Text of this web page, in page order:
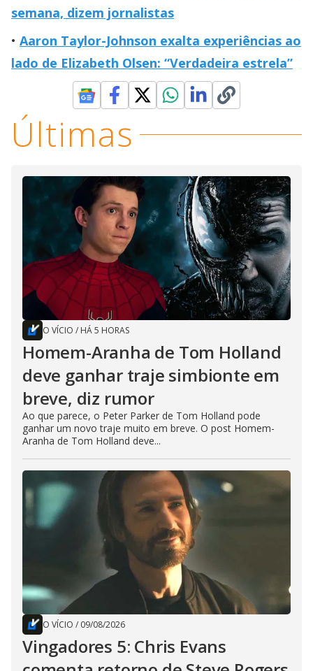
semana, dizem jornalistas
Aaron Taylor-Johnson exalta experiências ao
lado de Elizabeth Olsen: “Verdadeira estrela”
Últimas
O VÍCIO / HÁ 5 HORAS
Homem-Aranha de Tom Holland
deve ganhar traje simbionte em
breve, diz rumor
Ao que parece, o Peter Parker de Tom Holland pode
ganhar um novo traje muito em breve. O post Homem-
Aranha de Tom Holland deve...
O VÍCIO / 09/08/2026
Vingadores 5: Chris Evans